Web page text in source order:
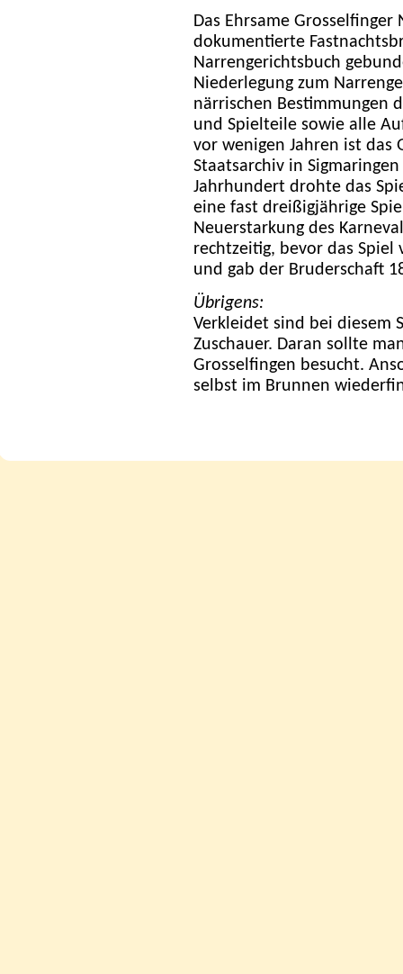
Das Ehrsame
dokumentierte
Narrengerichtsbuch
Niederlegung zum
närrischen Bestimmungen
und Spielteile sowie alle
vor wenigen Jahren ist das
Staatsarchiv in
Jahrhundert drohte das
eine fast dreißigjährige
Neuerstarkung des
rechtzeitig, bevor das
und gab der Bruderschaft
Übrigens:
Verkleidet sind bei diesem
Zuschauer. Daran sollte
Grosselfingen besucht.
selbst im Brunnen